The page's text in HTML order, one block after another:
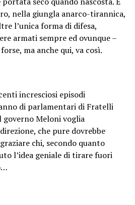
nella giungla anarco-tirannica,
l’unica forma di difesa,
armati sempre ed ovunque –
ma anche qui, va così.
incresciosi episodi
di parlamentari di Fratelli
governo Meloni voglia
che pure dovrebbe
chi, secondo quanto
l’idea geniale di tirare fuori